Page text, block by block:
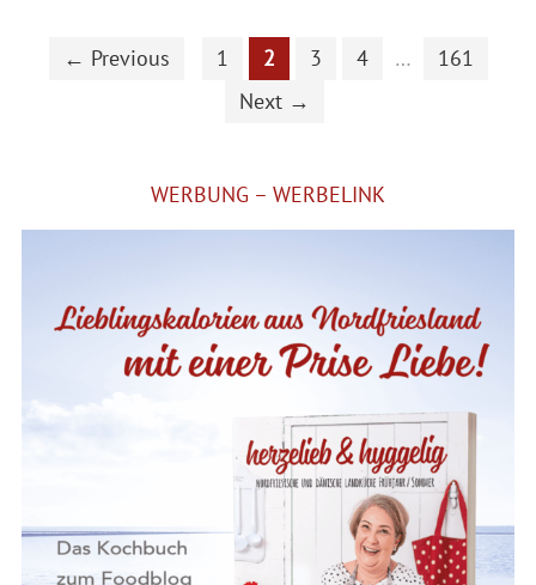
← Previous 1 2 3 4 …
161
Next →
WERBUNG – WERBELINK